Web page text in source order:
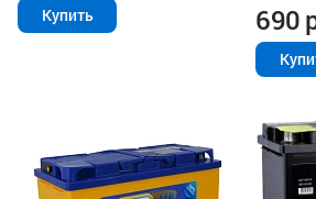
Купить 690